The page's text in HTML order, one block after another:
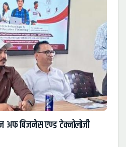
अफ बिजनेस एण्ड टेक्नोलोजी